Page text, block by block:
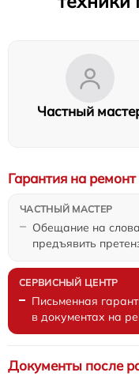
Частный
Обещание на
предъявить
Гарантия на ремонт
Письменная
в документах на
Документы после